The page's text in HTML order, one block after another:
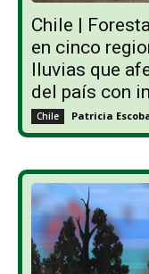
Chile |
en cinco
lluvias que
del país con
Chile Patricia